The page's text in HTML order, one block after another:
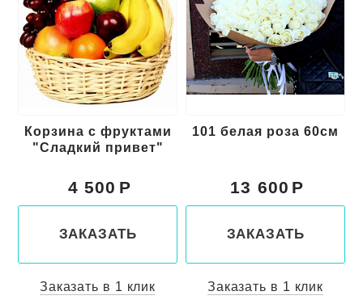
Корзина с фруктами
"Сладкий привет"
4 500
ЗАКАЗАТЬ
Заказать в 1 клик
101 белая роза 60см
13 600
ЗАКАЗАТЬ
Заказать в 1 клик